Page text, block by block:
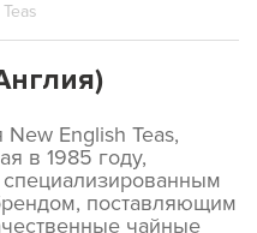
English Teas,
в 1985 году,
специализированным
поставляющим
чайные